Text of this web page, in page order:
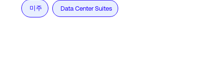
미주 Data Center Suites